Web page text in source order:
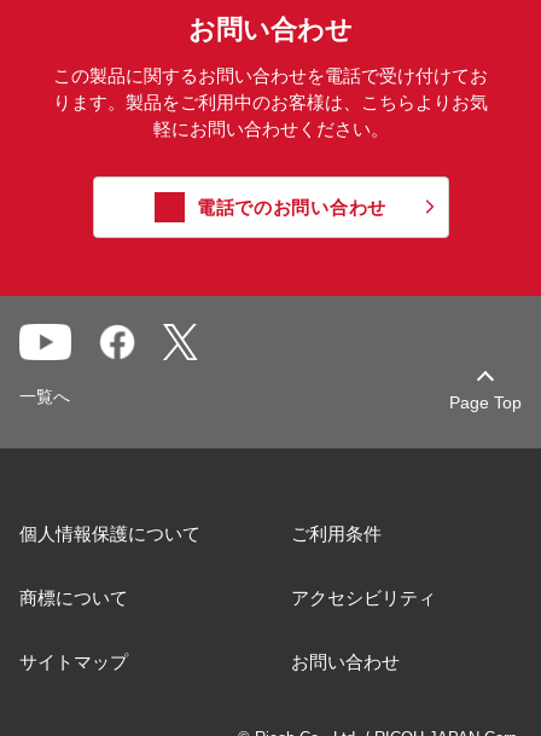
お問い合わせ
この製品に関するお問い合わせを電話で受け付けてお
ります。製品をご利用中のお客様は、こちらよりお気
軽にお問い合わせください。
電話でのお問い合わせ
Page Top
一覧へ
個人情報保護について ご利用条件
商標について アクセシビリティ
サイトマップ お問い合わせ